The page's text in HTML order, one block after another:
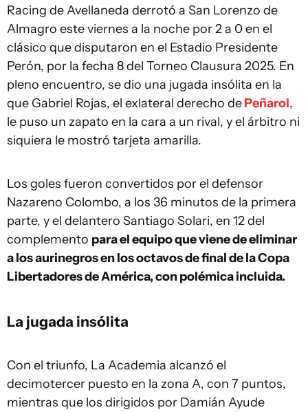
Racing de Avellaneda derrotó a San Lorenzo de
Almagro este viernes a la noche por 2 a 0 en el
clásico que disputaron en el Estadio Presidente
Perón, por la fecha 8 del Torneo Clausura 2025. En
pleno encuentro, se dio una jugada insólita en la
que Gabriel Rojas, el exlateral derecho dePeñarol,
le puso un zapato en la cara a un rival, y el árbitro ni
siquiera le mostró tarjeta amarilla.
Los goles fueron convertidos por el defensor
Nazareno Colombo, a los 36 minutos de la primera
parte, y el delantero Santiago Solari, en 12 del
complemento para el equipo que viene de eliminar
a los aurinegros en los octavos de final de la Copa
Libertadores de América, con polémica incluida.
La jugada insólita
Con el triunfo, La Academia alcanzó el
decimotercer puesto en la zona A, con 7 puntos,
mientras que los dirigidos por Damián Ayude